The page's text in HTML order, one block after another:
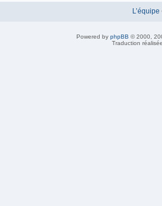
L’équipe
Powered by phpBB © 2000,
Traduction